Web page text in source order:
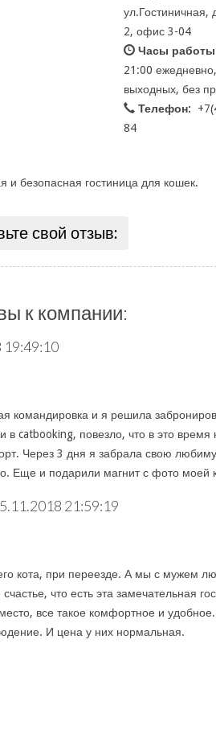
ул.Гостиничная,
2, офис 3-04
Часы
21:00
выходных, без
Телефон:
84
и безопасная гостиница для кошек.
свой отзыв:
к компании:
19:49:10
командировка и я решила
в catbooking, повезло, что в это время
Через 3 дня я забрала свою
Еще и подарили магнит с фото моей
21:59:19
кота, при переезде. А мы с мужем
что есть эта замечательная
все такое комфортное и
И цена у них нормальная.